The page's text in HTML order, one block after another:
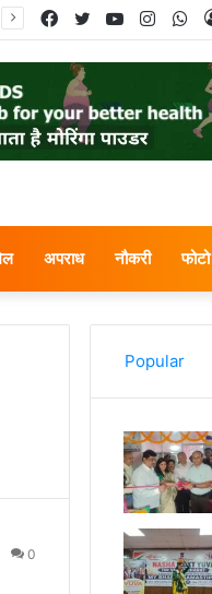
YouTube
Twitter
Facebook
अपराध नौकरी
0
Popular